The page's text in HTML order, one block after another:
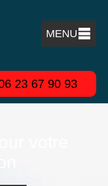
MENU
23 67 90 93
votre